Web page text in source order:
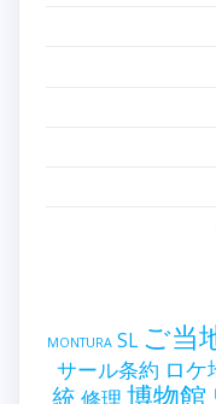
MONTURA SL ご当
サール条約 ロケ
博物館